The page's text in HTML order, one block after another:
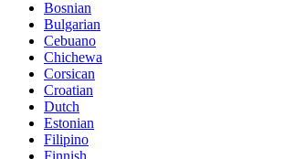
Bosnian
Bulgarian
Cebuano
Chichewa
Corsican
Croatian
Dutch
Estonian
Filipino
Finnish